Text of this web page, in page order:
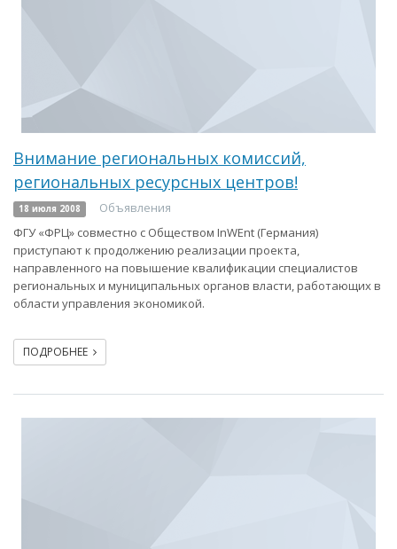
Внимание региональных комиссий,
региональных ресурсных центров!
18 июля 2008
Объявления
ФГУ «ФРЦ» совместно с Обществом InWЕnt (Германия)
приступают к продолжению реализации проекта,
направленного на повышение квалификации специалистов
региональных и муниципальных органов власти, работающих в
области управления экономикой.
ПОДРОБНЕЕ